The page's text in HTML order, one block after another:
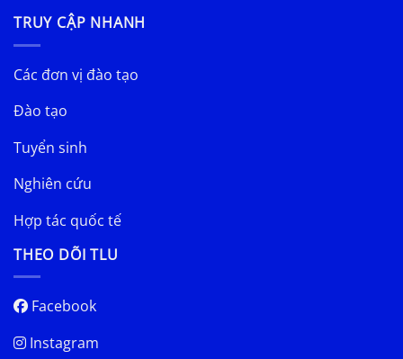
TRUY CẬP NHANH
Các đơn vị đào tạo
Đào tạo
Tuyển sinh
Nghiên cứu
Hợp tác quốc tế
THEO DÕI TLU
Facebook
Instagram